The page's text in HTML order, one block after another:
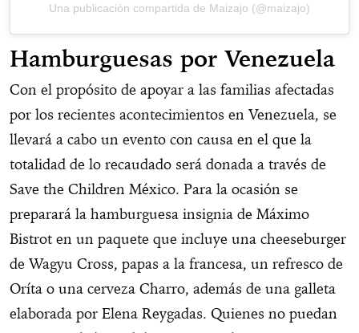
Una publicación compartida de Maizajo (@maizajo)
Hamburguesas por Venezuela
Con el propósito de apoyar a las familias afectadas
por los recientes acontecimientos en Venezuela, se
llevará a cabo un evento con causa en el que la
totalidad de lo recaudado será donada a través de
Save the Children México. Para la ocasión se
preparará la hamburguesa insignia de Máximo
Bistrot en un paquete que incluye una cheeseburger
de Wagyu Cross, papas a la francesa, un refresco de
Oríta o una cerveza Charro, además de una galleta
elaborada por Elena Reygadas. Quienes no puedan